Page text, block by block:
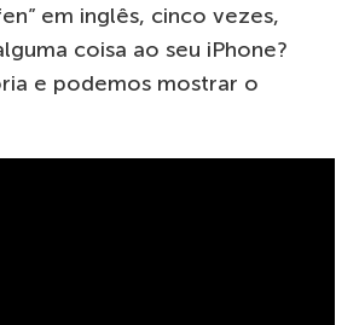
em inglês, cinco vezes,
coisa ao seu iPhone?
e podemos mostrar o